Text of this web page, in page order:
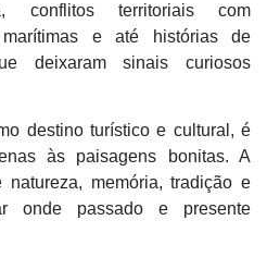
conflitos territoriais com
marítimas e até histórias de
deixaram sinais curiosos
destino turístico e cultural, é
às paisagens bonitas. A
memória, tradição e
onde passado e presente